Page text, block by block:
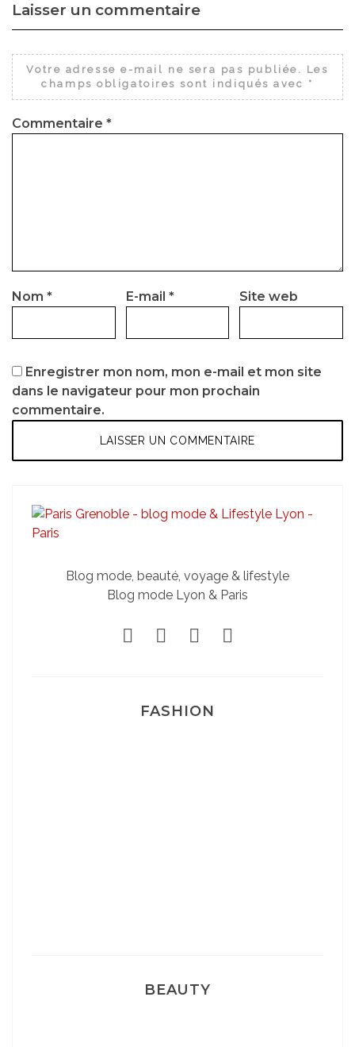
Laisser un commentaire
Votre adresse e-mail ne sera pas publiée. Les
champs obligatoires sont indiqués avec *
Commentaire *
Nom * E-mail * Site web
Enregistrer mon nom, mon e-mail et mon site
dans le navigateur pour mon prochain
commentaire.
Blog mode, beauté, voyage & lifestyle
Blog mode Lyon & Paris
FASHION
BEAUTY